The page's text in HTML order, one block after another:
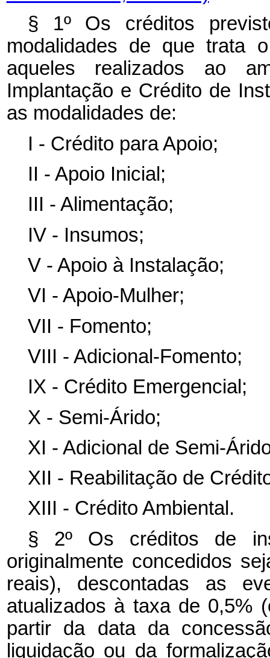
§ 1º Os créditos
modalidades de que trata
aqueles realizados ao
Implantação e Crédito de
as modalidades de:
I - Crédito para Apoio;
II - Apoio Inicial;
III - Alimentação;
IV - Insumos;
V - Apoio à Instalação;
VI - Apoio-Mulher;
VII - Fomento;
VIII - Adicional-Fomento;
IX - Crédito Emergencial;
X - Semi-Árido;
XI - Adicional de Semi-
XII - Reabilitação de
XIII - Crédito Ambiental.
§ 2º Os créditos de
originalmente concedidos
reais), descontadas as
atualizados à taxa de 0,5%
partir da data da
liquidação ou da